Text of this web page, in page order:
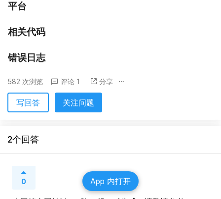
平台
相关代码
错误日志
582 次浏览 评论 1 分享
写回答 关注问题
2个回答
0 App 内打开